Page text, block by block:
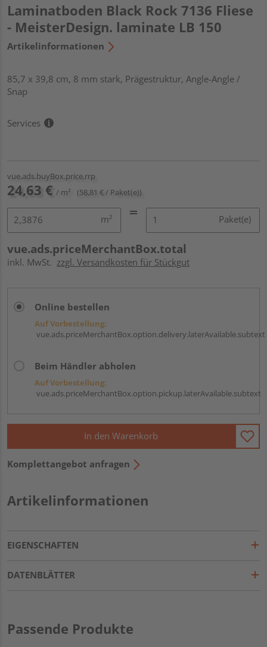
Laminatboden Black Rock 7136 Fliese
- MeisterDesign. laminate LB 150
Artikelinformationen
85,7 x 39,8 cm, 8 mm stark, Prägestruktur, Angle-Angle /
Snap
Services
vue.ads.buyBox.price.rrp
24,63 € / m² (58,81 € / Paket(e))
m² Paket(e)
vue.ads.priceMerchantBox.total
inkl. MwSt. zzgl. Versandkosten für Stückgut
Online bestellen
Auf Vorbestellung:
vue.ads.priceMerchantBox.option.delivery.laterAvailable.subtext
Beim Händler abholen
Auf Vorbestellung:
vue.ads.priceMerchantBox.option.pickup.laterAvailable.subtext
In den Warenkorb
Komplettangebot anfragen
Artikelinformationen
EIGENSCHAFTEN
DATENBLÄTTER
Passende Produkte